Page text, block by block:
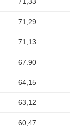
71,33
71,29
71,13
67,90
64,15
63,12
60,47